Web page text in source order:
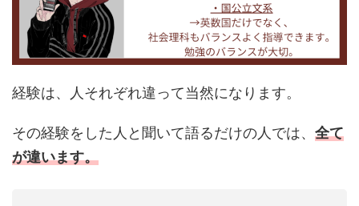
経験は、人それぞれ違って当然になります。
その経験をした人と聞いて語るだけの人では、 全て
が違います。